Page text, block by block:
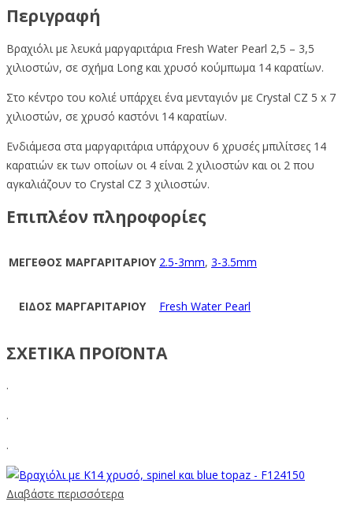
Περιγραφή
Βραχιόλι με λευκά μαργαριτάρια Fresh Water Pearl 2,5 – 3,5
χιλιοστών, σε σχήμα Long και χρυσό κούμπωμα 14 καρατίων.
Στο κέντρο του κολιέ υπάρχει ένα μενταγιόν με Crystal CZ 5 x 7
χιλιοστών, σε χρυσό καστόνι 14 καρατίων.
Ενδιάμεσα στα μαργαριτάρια υπάρχουν 6 χρυσές μπιλίτσες 14
καρατιών εκ των οποίων οι 4 είναι 2 χιλιοστών και οι 2 που
αγκαλιάζουν το Crystal CZ 3 χιλιοστών.
Επιπλέον πληροφορίες
ΜΕΓΕΘΟΣ ΜΑΡΓΑΡΙΤΑΡΙΟΥ 2.5-3mm, 3-3.5mm
ΕΙΔΟΣ ΜΑΡΓΑΡΙΤΑΡΙΟΥ Fresh Water Pearl
ΣΧΕΤΙΚΑ ΠΡΟΪΟΝΤΑ
.
.
.
Διαβάστε περισσότερα